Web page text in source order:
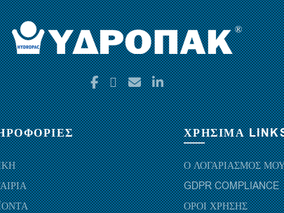
ΧΡΗΣΙΜΑ
Ο ΛΟΓΑΡΙΑΣΜΟΣ
GDPR COMPLIANCE
ΟΡΟΙ ΧΡΗΣΗΣ